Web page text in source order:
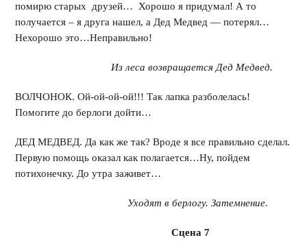
помирю старых друзей… Хорошо я придумал! А то
получается – я друга нашел, а Дед Медвед — потерял…
Нехорошо это…Неправильно!
Из леса возвращается Дед Медвед.
ВОЛЧОНОК. Ой-ой-ой-ой!!! Так лапка разболелась!
Помогите до берлоги дойти…
ДЕД МЕДВЕД. Да как же так? Вроде я все правильно сделал.
Первую помощь оказал как полагается…Ну, пойдем
потихонечку. До утра заживет…
Уходят в берлогу. Затемнение.
Сцена 7